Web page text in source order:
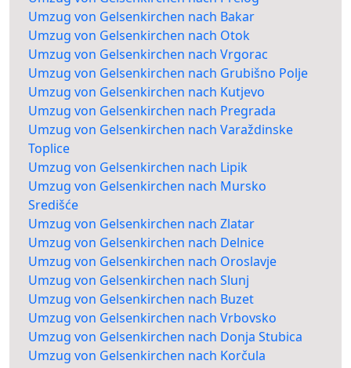
Umzug von Gelsenkirchen nach Bakar
Umzug von Gelsenkirchen nach Otok
Umzug von Gelsenkirchen nach Vrgorac
Umzug von Gelsenkirchen nach Grubišno Polje
Umzug von Gelsenkirchen nach Kutjevo
Umzug von Gelsenkirchen nach Pregrada
Umzug von Gelsenkirchen nach Varaždinske
Toplice
Umzug von Gelsenkirchen nach Lipik
Umzug von Gelsenkirchen nach Mursko
Središće
Umzug von Gelsenkirchen nach Zlatar
Umzug von Gelsenkirchen nach Delnice
Umzug von Gelsenkirchen nach Oroslavje
Umzug von Gelsenkirchen nach Slunj
Umzug von Gelsenkirchen nach Buzet
Umzug von Gelsenkirchen nach Vrbovsko
Umzug von Gelsenkirchen nach Donja Stubica
Umzug von Gelsenkirchen nach Korčula